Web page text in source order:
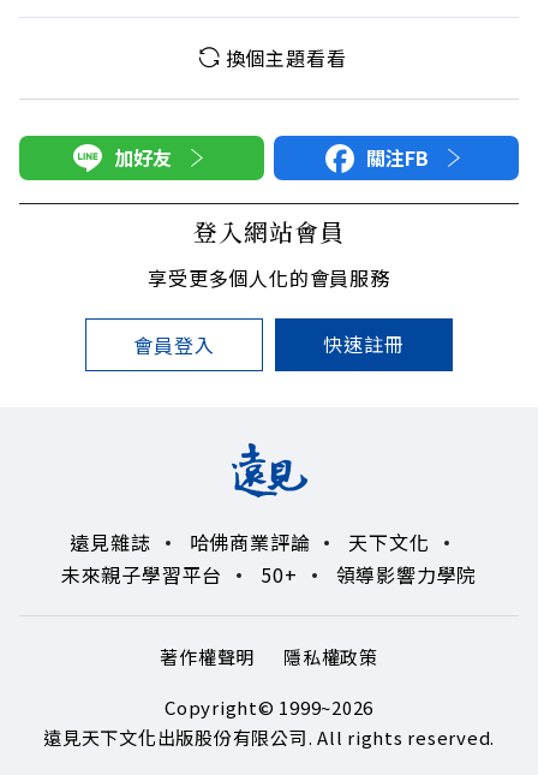
換個主題看看
加好友 關注FB
登入網站會員
享受更多個人化的會員服務
會員登入 快速註冊
遠見雜誌 哈佛商業評論
天下文化
未來親子學習平台
50+ 領導影響力學院
著作權聲明
隱私權政策
Copyright© 1999~2026
遠見天下文化出版股份有限公司. All rights reserved.